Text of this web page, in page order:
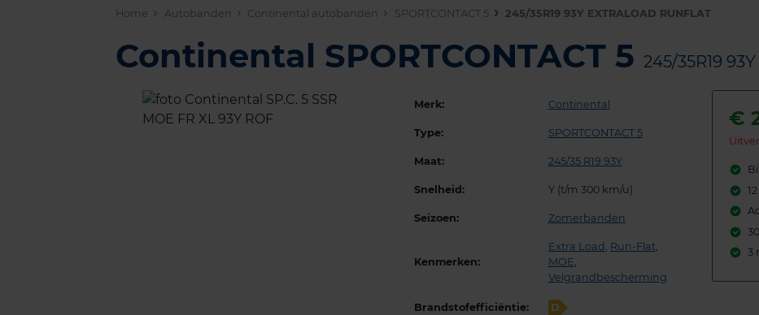
Home Autobanden Continental autobanden SPORTCONTACT 5 245/35R19 93Y EXTRALOAD RUNFLAT
Continental SPORTCONTACT 5 245/35R19
Merk: Continental
Type: SPORTCONTACT 5
Maat: 245/35 R19 93Y
Snelheid: Y (t/m 300 km/u)
Seizoen: Zomerbanden
Kenmerken:
Extra Load , Run-Flat,
MOE,
Velgrandbescherming
Brandstofefficiëntie: D
€
3